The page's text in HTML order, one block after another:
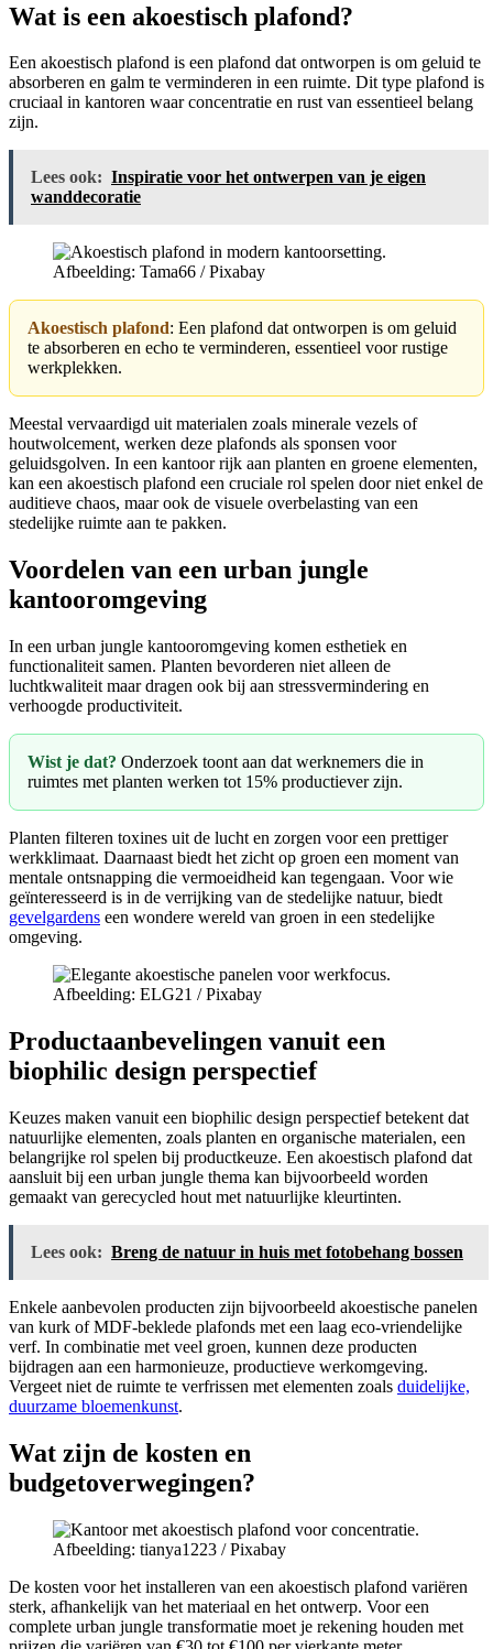
Wat is een akoestisch plafond?
Een akoestisch plafond is een plafond dat ontworpen is om geluid te
absorberen en galm te verminderen in een ruimte. Dit type plafond is
cruciaal in kantoren waar concentratie en rust van essentieel belang
zijn.
Lees ook: Inspiratie voor het ontwerpen van je eigen
wanddecoratie
Afbeelding: Tama66 / Pixabay
Akoestisch plafond: Een plafond dat ontworpen is om geluid
te absorberen en echo te verminderen, essentieel voor rustige
werkplekken.
Meestal vervaardigd uit materialen zoals minerale vezels of
houtwolcement, werken deze plafonds als sponsen voor
geluidsgolven. In een kantoor rijk aan planten en groene elementen,
kan een akoestisch plafond een cruciale rol spelen door niet enkel de
auditieve chaos, maar ook de visuele overbelasting van een
stedelijke ruimte aan te pakken.
Voordelen van een urban jungle
kantooromgeving
In een urban jungle kantooromgeving komen esthetiek en
functionaliteit samen. Planten bevorderen niet alleen de
luchtkwaliteit maar dragen ook bij aan stressvermindering en
verhoogde productiviteit.
Wist je dat? Onderzoek toont aan dat werknemers die in
ruimtes met planten werken tot 15% productiever zijn.
Planten filteren toxines uit de lucht en zorgen voor een prettiger
werkklimaat. Daarnaast biedt het zicht op groen een moment van
mentale ontsnapping die vermoeidheid kan tegengaan. Voor wie
geïnteresseerd is in de verrijking van de stedelijke natuur, biedt
gevelgardens een wondere wereld van groen in een stedelijke
omgeving.
Afbeelding: ELG21 / Pixabay
Productaanbevelingen vanuit een
biophilic design perspectief
Keuzes maken vanuit een biophilic design perspectief betekent dat
natuurlijke elementen, zoals planten en organische materialen, een
belangrijke rol spelen bij productkeuze. Een akoestisch plafond dat
aansluit bij een urban jungle thema kan bijvoorbeeld worden
gemaakt van gerecycled hout met natuurlijke kleurtinten.
Lees ook: Breng de natuur in huis met fotobehang bossen
Enkele aanbevolen producten zijn bijvoorbeeld akoestische panelen
van kurk of MDF-beklede plafonds met een laag eco-vriendelijke
verf. In combinatie met veel groen, kunnen deze producten
bijdragen aan een harmonieuze, productieve werkomgeving.
Vergeet niet de ruimte te verfrissen met elementen zoals duidelijke,
duurzame bloemenkunst.
Wat zijn de kosten en
budgetoverwegingen?
Afbeelding: tianya1223 / Pixabay
De kosten voor het installeren van een akoestisch plafond variëren
sterk, afhankelijk van het materiaal en het ontwerp. Voor een
complete urban jungle transformatie moet je rekening houden met